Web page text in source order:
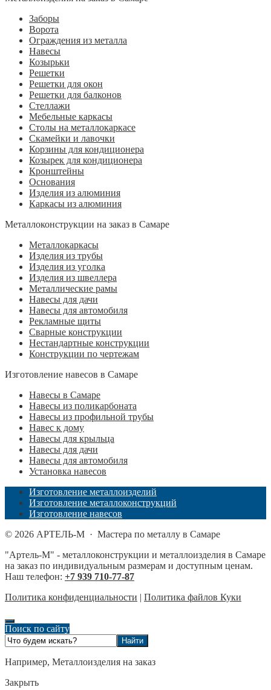
Заборы
Ворота
Ограждения из металла
Навесы
Козырьки
Решетки
Решетки для окон
Решетки для балконов
Стеллажи
Мебельные каркасы
Столы на металлокаркасе
Скамейки и лавочки
Корзины для кондиционера
Козырек для кондиционера
Кронштейны
Основания
Изделия из алюминия
Каркасы из алюминия
Металлоконструкции на заказ в Самаре
Металлокаркасы
Изделия из трубы
Изделия из уголка
Изделия из швеллера
Металлические рамы
Навесы для дачи
Навесы для автомобиля
Рекламные щиты
Сварные конструкции
Нестандартные конструкции
Конструкции по чертежам
Изготовление навесов в Самаре
Навесы в Самаре
Навесы из поликарбоната
Навесы из профильной трубы
Навес к дому
Навесы для крыльца
Навесы для дачи
Навесы для автомобиля
Установка навесов
Изготовление металлоизделий
Изготовление металлоконструкций
Изготовление навесов
© 2026 АРТЕЛЬ-М · Мастера по металлу в Самаре
"Артель-М" - металлоконструкции и металлоизделия в Самаре
на заказ по индивидуальным размерам и доступным ценам.
Наш телефон: +7 939 710-77-87
Политика конфиденциальности | Политика файлов Куки
Поиск по сайту
Например, Металлоизделия на заказ
Закрыть